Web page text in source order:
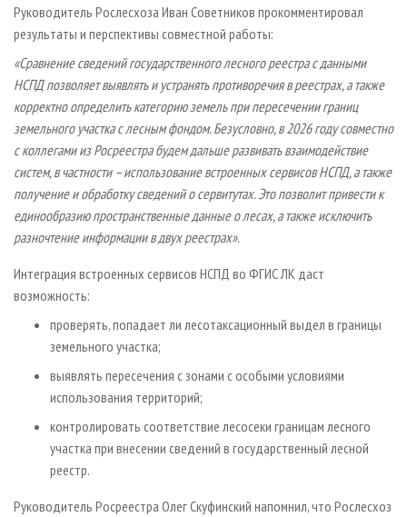
Руководитель Рослесхоза Иван Советников прокомментировал
результаты и перспективы совместной работы:
«Сравнение сведений государственного лесного реестра с данными
НСПД позволяет выявлять и устранять противоречия в реестрах, а также
корректно определить категорию земель при пересечении границ
земельного участка с лесным фондом. Безусловно, в 2026 году совместно
с коллегами из Росреестра будем дальше развивать взаимодействие
систем, в частности – использование встроенных сервисов НСПД, а также
получение и обработку сведений о сервитутах. Это позволит привести к
единообразию пространственные данные о лесах, а также исключить
разночтение информации в двух реестрах».
Интеграция встроенных сервисов НСПД во ФГИС ЛК даст
возможность:
проверять, попадает ли лесотаксационный выдел в границы
земельного участка;
выявлять пересечения с зонами с особыми условиями
использования территорий;
контролировать соответствие лесосеки границам лесного
участка при внесении сведений в государственный лесной
реестр.
Руководитель Росреестра Олег Скуфинский напомнил, что Рослесхоз